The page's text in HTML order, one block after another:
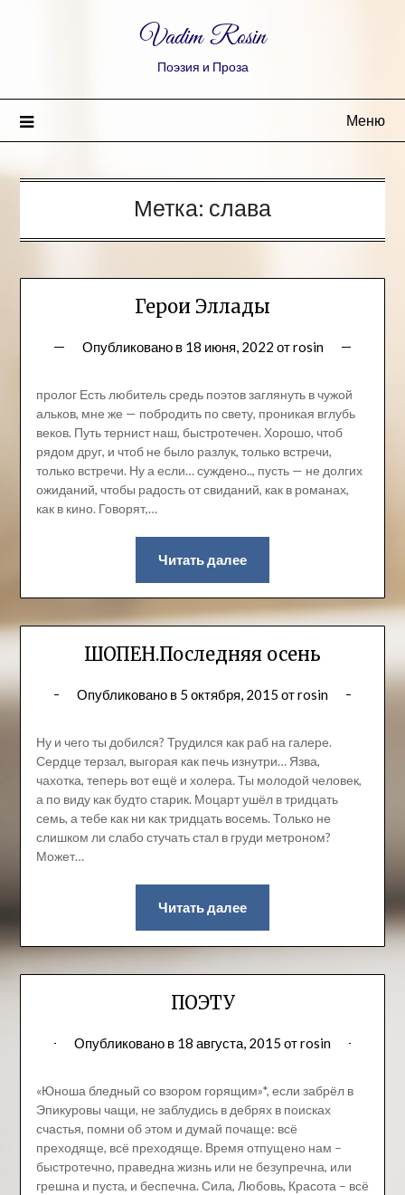
Vadim Rosin
Поэзия и Проза
Меню
Метка: слава
Герои Эллады
Опубликовано в 18 июня, 2022 отrosin
пролог Есть любитель средь поэтов заглянуть в чужой
альков, мне же — побродить по свету, проникая вглубь
веков. Путь тернист наш, быстротечен. Хорошо, чтоб
рядом друг, и чтоб не было разлук, только встречи,
только встречи. Ну а если… суждено.., пусть — не долгих
ожиданий, чтобы радость от свиданий, как в романах,
как в кино. Говорят,…
Читать далее
ШОПЕН.Последняя осень
Опубликовано в 5 октября, 2015 отrosin
Ну и чего ты добился? Трудился как раб на галере.
Сердце терзал, выгорая как печь изнутри… Язва,
чахотка, теперь вот ещё и холера. Ты молодой человек,
а по виду как будто старик. Моцарт ушёл в тридцать
семь, а тебе как ни как тридцать восемь. Только не
слишком ли слабо стучать стал в груди метроном?
Может…
Читать далее
ПОЭТУ
Опубликовано в 18 августа, 2015 отrosin
«Юноша бледный со взором горящим»*, если забрёл в
Эпикуровы чащи, не заблудись в дебрях в поисках
счастья, помни об этом и думай почаще: всё
преходяще, всё преходяще. Время отпущено нам –
быстротечно, праведна жизнь или не безупречна, или
грешна и пуста, и беспечна. Сила, Любовь, Красота – всё